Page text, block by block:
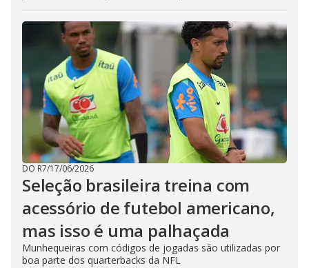
DO R7/17/06/2026
Seleção brasileira treina com
acessório de futebol americano,
mas isso é uma palhaçada
Munhequeiras com códigos de jogadas são utilizadas por
boa parte dos quarterbacks da NFL